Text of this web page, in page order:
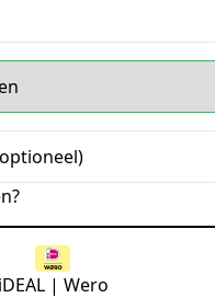
iDEAL | Wero